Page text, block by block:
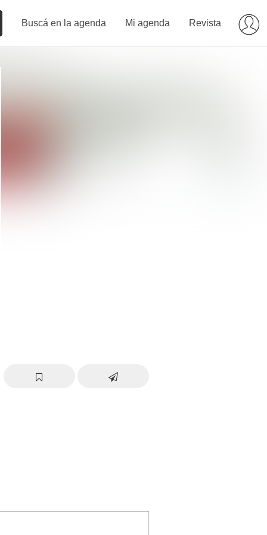
Buscá en la agenda Mi agenda Revista